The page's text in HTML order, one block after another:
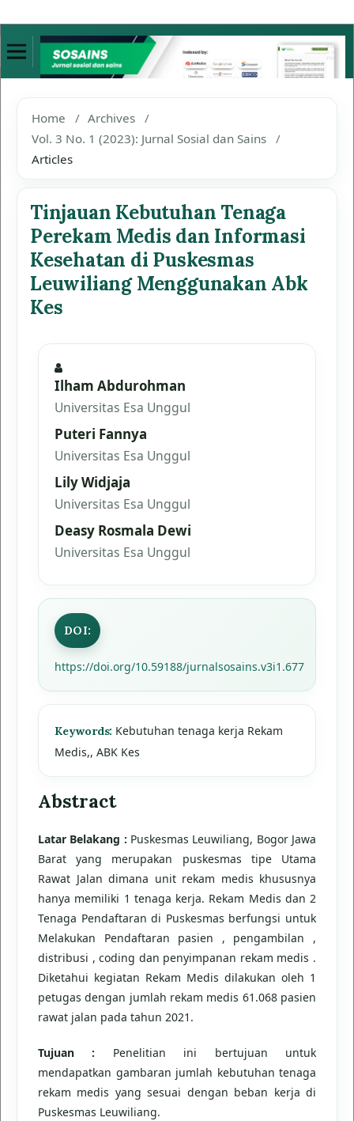
Home / Archives /
Vol. 3 No. 1 (2023): Jurnal Sosial dan Sains /
Articles
Tinjauan Kebutuhan Tenaga
Perekam Medis dan Informasi
Kesehatan di Puskesmas
Leuwiliang Menggunakan Abk
Kes
Ilham Abdurohman
Universitas Esa Unggul
Puteri Fannya
Universitas Esa Unggul
Lily Widjaja
Universitas Esa Unggul
Deasy Rosmala Dewi
Universitas Esa Unggul
DOI:
https://doi.org/10.59188/jurnalsosains.v3i1.677
Keywords: Kebutuhan tenaga kerja Rekam
Medis,, ABK Kes
Abstract
Latar Belakang : Puskesmas Leuwiliang, Bogor Jawa
Barat yang merupakan puskesmas tipe Utama
Rawat Jalan dimana unit rekam medis khususnya
hanya memiliki 1 tenaga kerja. Rekam Medis dan 2
Tenaga Pendaftaran di Puskesmas berfungsi untuk
Melakukan Pendaftaran pasien , pengambilan ,
distribusi , coding dan penyimpanan rekam medis .
Diketahui kegiatan Rekam Medis dilakukan oleh 1
petugas dengan jumlah rekam medis 61.068 pasien
rawat jalan pada tahun 2021.
Tujuan : Penelitian ini bertujuan untuk
mendapatkan gambaran jumlah kebutuhan tenaga
rekam medis yang sesuai dengan beban kerja di
Puskesmas Leuwiliang.